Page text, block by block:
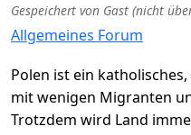
Gespeichert von Gast (nicht
Allgemeines Forum
Polen ist ein
mit wenigen Migranten
Trotzdem wird Land